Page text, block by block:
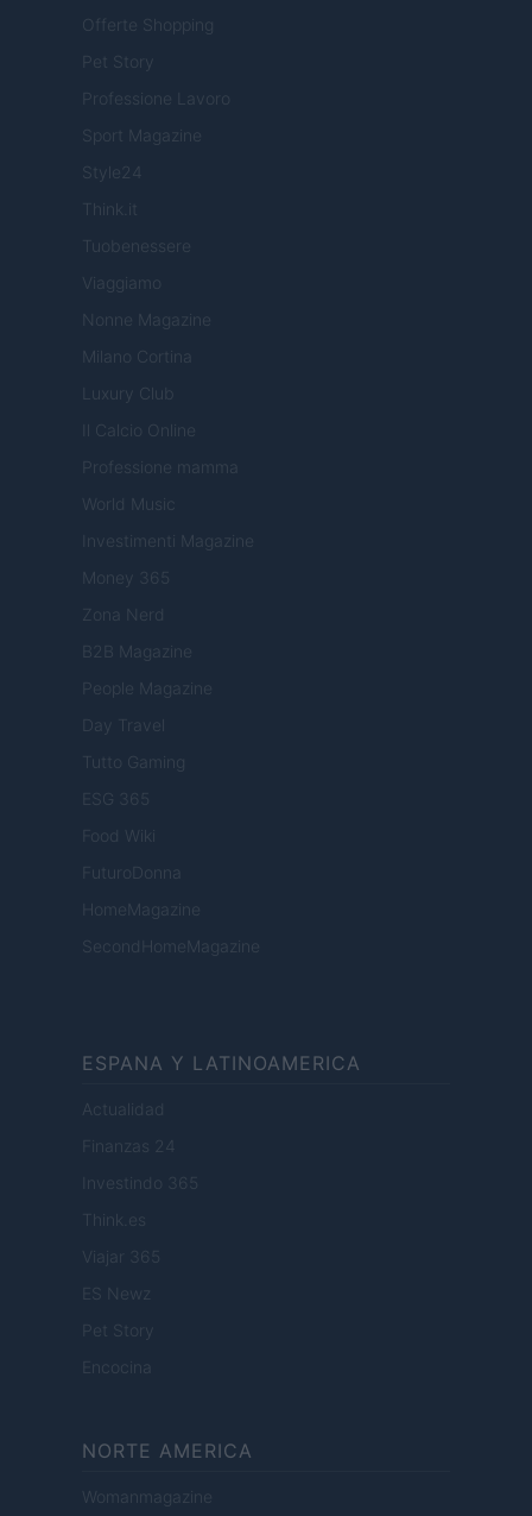
Offerte Shopping
Pet Story
Professione Lavoro
Sport Magazine
Style24
Think.it
Tuobenessere
Viaggiamo
Nonne Magazine
Milano Cortina
Luxury Club
Il Calcio Online
Professione mamma
World Music
Investimenti Magazine
Money 365
Zona Nerd
B2B Magazine
People Magazine
Day Travel
Tutto Gaming
ESG 365
Food Wiki
FuturoDonna
HomeMagazine
SecondHomeMagazine
ESPANA Y LATINOAMERICA
Actualidad
Finanzas 24
Investindo 365
Think.es
Viajar 365
ES Newz
Pet Story
Encocina
NORTE AMERICA
Womanmagazine